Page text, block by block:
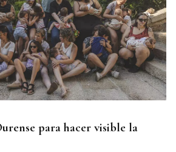
para hacer visible la